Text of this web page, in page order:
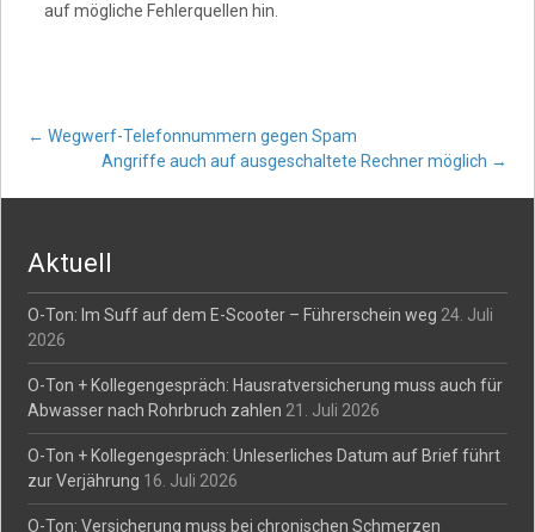
auf mögliche Fehlerquellen hin.
Post
← Wegwerf-Telefonnummern gegen Spam
Angriffe auch auf ausgeschaltete Rechner möglich →
Aktuell
O-Ton: Im Suff auf dem E-Scooter – Führerschein weg 24. Juli
2026
O-Ton + Kollegengespräch: Hausratversicherung muss auch für
Abwasser nach Rohrbruch zahlen 21. Juli 2026
O-Ton + Kollegengespräch: Unleserliches Datum auf Brief führt
zur Verjährung 16. Juli 2026
O-Ton: Versicherung muss bei chronischen Schmerzen